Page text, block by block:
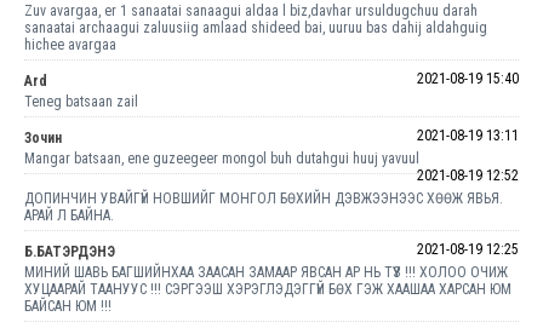
Zuv avargaa, er 1 sanaatai sanaagui aldaa l biz,davhar ursuldugchuu darah
sanaatai archaagui zaluusiig amlaad shideed bai, uuruu bas dahij aldahguig
hichee avargaa
Ard
2021-08-19 15:40
Teneg batsaan zail
Зочин
2021-08-19 13:11
Mangar batsaan, ene guzeegeer mongol buh dutahgui huuj yavuul
2021-08-19 12:52
ДОПИНЧИН УВАЙГҮЙ НОВШИЙГ МОНГОЛ БӨХИЙН ДЭВЖЭЭНЭЭС ХӨӨЖ ЯВЬЯ.
АРАЙ Л БАЙНА.
Б.БАТЭРДЭНЭ
2021-08-19 12:25
МИНИЙ ШАВЬ БАГШИЙНХАА ЗААСАН ЗАМААР ЯВСАН АР НЬ ТҮҮЗ !!! ХОЛОО ОЧИЖ
ХУЦААРАЙ ТААНУУС !!! СЭРГЭЭШ ХЭРЭГЛЭДЭГГҮЙ БӨХ ГЭЖ ХААШАА ХАРСАН ЮМ
БАЙСАН ЮМ !!!